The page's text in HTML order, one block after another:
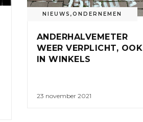
NIEUWS ,ONDERNEMEN
ANDERHALVEMETER
WEER VERPLICHT, OOK
IN WINKELS
23 november 2021